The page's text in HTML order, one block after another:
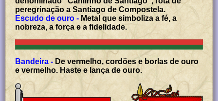
peregrinação a Santiago de Compostela.
Escudo de ouro - Metal que simboliza a fé, a
nobreza, a força e a fidelidade.
Bandeira - De vermelho, cordões e borlas de ouro
e vermelho. Haste e lança de ouro.